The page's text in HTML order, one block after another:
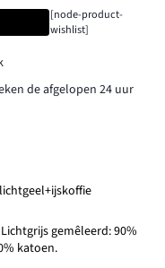
[node-product-
wishlist]
de afgelopen 24 uur
gemêleerd: 90%
katoen.